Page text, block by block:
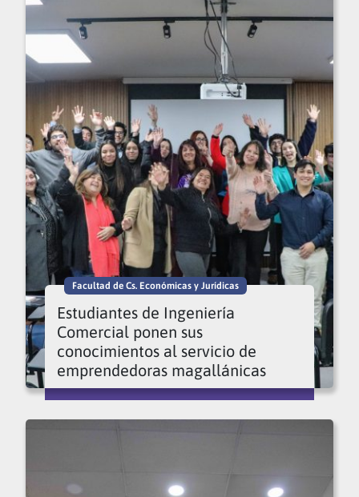
Facultad de Cs. Económicas y Jurídicas
Estudiantes de Ingeniería
Comercial ponen sus
conocimientos al servicio de
emprendedoras magallánicas